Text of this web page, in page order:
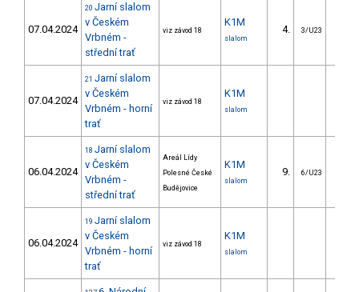
07.04.2024
20 Jarní slalom
v Českém
Vrbném -
střední trať
viz závod 18
K1M
slalom
4. 3/U23
07.04.2024
21 Jarní slalom
v Českém
Vrbném - horní
trať
viz závod 18
K1M
slalom
06.04.2024
18 Jarní slalom
v Českém
Vrbném -
střední trať
Areál Lídy
Polesné České
Budějovice
K1M
slalom
9. 6/U23
06.04.2024
19 Jarní slalom
v Českém
Vrbném - horní
trať
viz závod 18
K1M
slalom